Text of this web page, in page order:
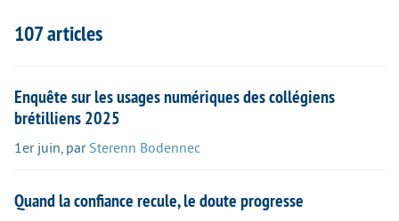
107 articles
Enquête sur les usages numériques des collégiens
brétilliens 2025
1er juin, par Sterenn Bodennec
Quand la confiance recule, le doute progresse